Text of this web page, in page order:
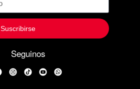
Suscribirse
Seguinos
FacebookInstagram
TikTokYouTubeWhatsApp